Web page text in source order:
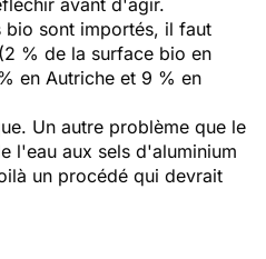
sont importés, il faut
% de la surface bio en
en Autriche et 9 % en
Un autre problème que le
l'eau aux sels d'aluminium
un procédé qui devrait